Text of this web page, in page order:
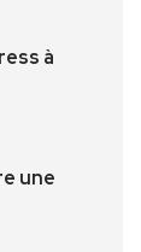
à
une